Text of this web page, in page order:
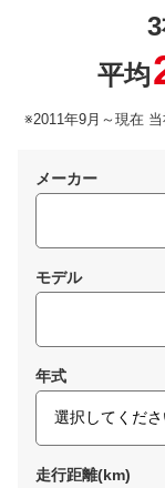
平均
※2011年9月～現在
メーカー
モデル
年式
走行距離(km)